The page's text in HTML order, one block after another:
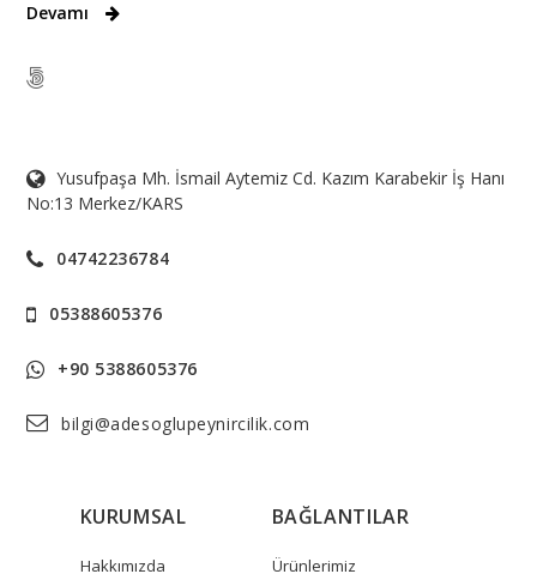
Devamı
Yusufpaşa Mh. İsmail Aytemiz Cd. Kazım Karabekir İş Hanı
No:13 Merkez/KARS
04742236784
05388605376
+90 5388605376
bilgi@adesoglupeynircilik.com
KURUMSAL
Hakkımızda
BAĞLANTILAR
Ürünlerimiz